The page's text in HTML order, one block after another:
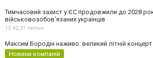
Тимчасовий захист у ЄС продовжили до 2028
військовозобов’язаних українців
15:42,31 липня
Максим Бородін наживо: великий літній концерт
Новини компаній